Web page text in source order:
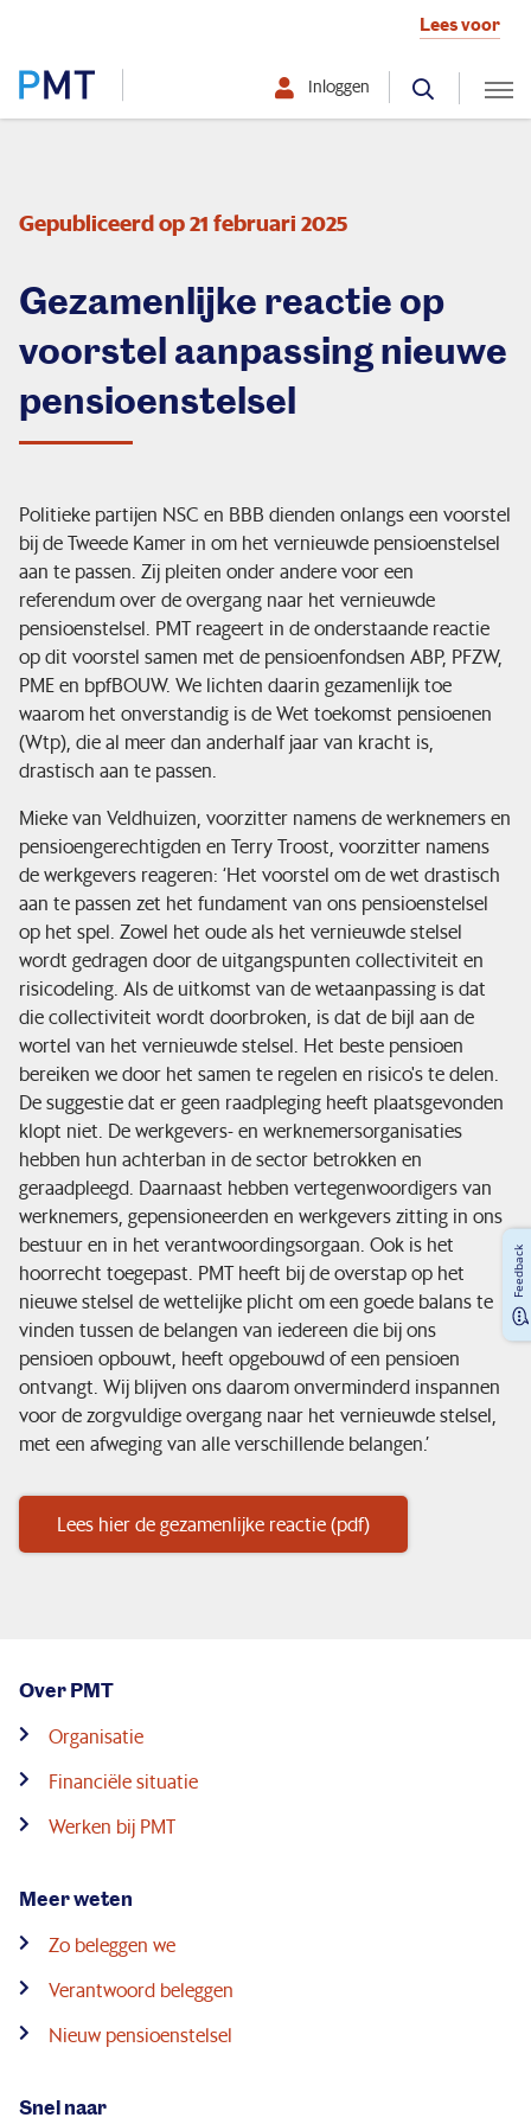
Lees voor
Deelnemer
Inloggen
Organisatie
Zo beleggen we
Financiële situatie
Nieuws & pers
Service & contact
Gepubliceerd op 21 februari 2025
Gezamenlijke reactie op
voorstel aanpassing nieuwe
pensioenstelsel
Politieke partijen NSC en BBB dienden onlangs een voorstel
bij de Tweede Kamer in om het vernieuwde pensioenstelsel
aan te passen. Zij pleiten onder andere voor een
referendum over de overgang naar het vernieuwde
pensioenstelsel. PMT reageert in de onderstaande reactie
op dit voorstel samen met de pensioenfondsen ABP, PFZW,
PME en bpfBOUW. We lichten daarin gezamenlijk toe
waarom het onverstandig is de Wet toekomst pensioenen
(Wtp), die al meer dan anderhalf jaar van kracht is,
drastisch aan te passen.
Mieke van Veldhuizen, voorzitter namens de werknemers en
pensioengerechtigden en Terry Troost, voorzitter namens
de werkgevers reageren: ‘Het voorstel om de wet drastisch
aan te passen zet het fundament van ons pensioenstelsel
op het spel. Zowel het oude als het vernieuwde stelsel
wordt gedragen door de uitgangspunten collectiviteit en
risicodeling. Als de uitkomst van de wetaanpassing is dat
die collectiviteit wordt doorbroken, is dat de bijl aan de
wortel van het vernieuwde stelsel. Het beste pensioen
bereiken we door het samen te regelen en risico's te delen.
De suggestie dat er geen raadpleging heeft plaatsgevonden
klopt niet. De werkgevers- en werknemersorganisaties
hebben hun achterban in de sector betrokken en
geraadpleegd. Daarnaast hebben vertegenwoordigers van
werknemers, gepensioneerden en werkgevers zitting in ons
bestuur en in het verantwoordingsorgaan. Ook is het
hoorrecht toegepast. PMT heeft bij de overstap op het
nieuwe stelsel de wettelijke plicht om een goede balans te
vinden tussen de belangen van iedereen die bij ons
pensioen opbouwt, heeft opgebouwd of een pensioen
ontvangt. Wij blijven ons daarom onverminderd inspannen
voor de zorgvuldige overgang naar het vernieuwde stelsel,
met een afweging van alle verschillende belangen.’
Lees hier de gezamenlijke reactie (pdf)
Over PMT
Organisatie
Financiële situatie
Werken bij PMT
Meer weten
Zo beleggen we
Verantwoord beleggen
Nieuw pensioenstelsel
Snel naar
Feedback